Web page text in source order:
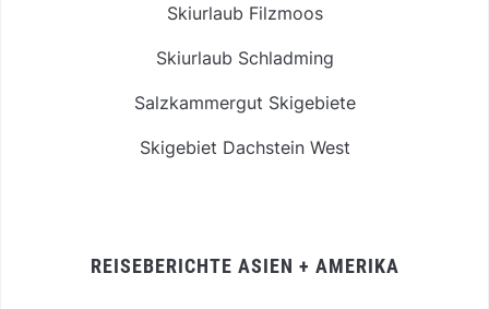
Skiurlaub Filzmoos
Skiurlaub Schladming
Salzkammergut Skigebiete
Skigebiet Dachstein West
REISEBERICHTE ASIEN + AMERIKA